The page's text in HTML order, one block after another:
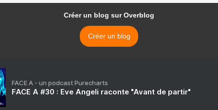
Créer un blog sur Overblog
Créer un blog
FACE A - un podcast Purecharts
FACE A #30 : Eve Angeli raconte "Avant de partir"